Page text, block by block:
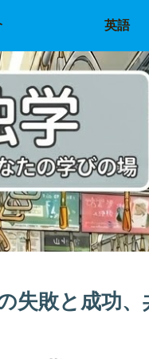
英語
失敗と成功